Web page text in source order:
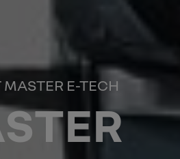
MASTER E-TECH